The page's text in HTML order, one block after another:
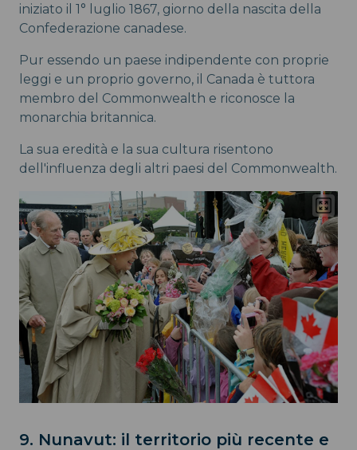
iniziato il 1° luglio 1867, giorno della nascita della
Confederazione canadese.
Pur essendo un paese indipendente con proprie
leggi e un proprio governo, il Canada è tuttora
membro del Commonwealth e riconosce la
monarchia britannica.
La sua eredità e la sua cultura risentono
dell'influenza degli altri paesi del Commonwealth.
9. Nunavut: il territorio più recente e